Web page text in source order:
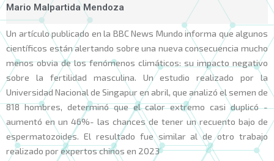
Mario Malpartida Mendoza
Un artículo publicado en la BBC News Mundo informa que algunos
científicos están alertando sobre una nueva consecuencia mucho
menos obvia de los fenómenos climáticos: su impacto negativo
sobre la fertilidad masculina. Un estudio realizado por la
Universidad Nacional de Singapur en abril, que analizó el semen de
818 hombres, determinó que el calor extremo casi duplicó -
aumentó en un 46%- las chances de tener un recuento bajo de
espermatozoides. El resultado fue similar al de otro trabajo
realizado por expertos chinos en 2023